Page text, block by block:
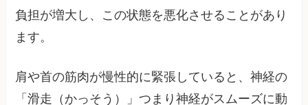
負担が増大し、この状態を悪化させることがあり
ます。
肩や首の筋肉が慢性的に緊張していると、神経の
「滑走（かっそう）」つまり神経がスムーズに動